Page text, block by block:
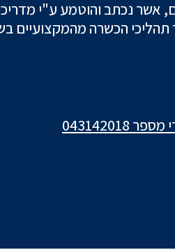
אשר נכתב והוטמע ע"י
תהליכי הכשרה מהמקצועיים